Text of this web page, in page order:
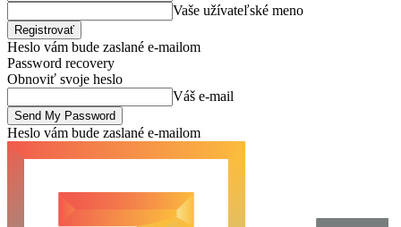
Vaše užívateľské meno
Heslo vám bude zaslané e-mailom
Password recovery
Obnoviť svoje heslo
Váš e-mail
Heslo vám bude zaslané e-mailom